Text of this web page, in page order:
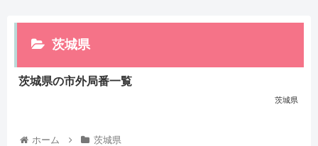
茨城県
茨城県の市外局番一覧
茨城県
ホーム 茨城県